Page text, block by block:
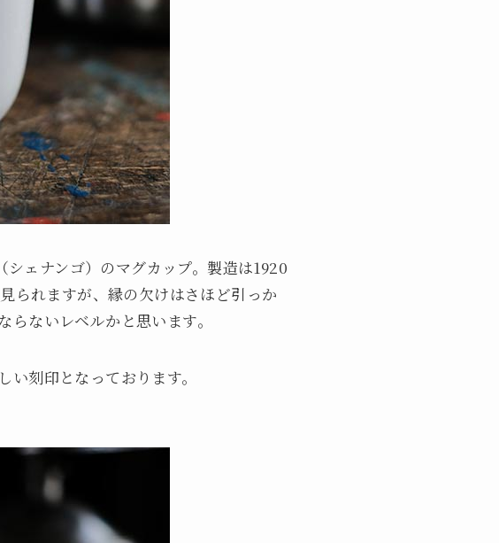
ェナンゴ）のマグカップ。製造は1920
られますが、縁の欠けはさほど引っか
ないレベルかと思います。
刻印となっております。